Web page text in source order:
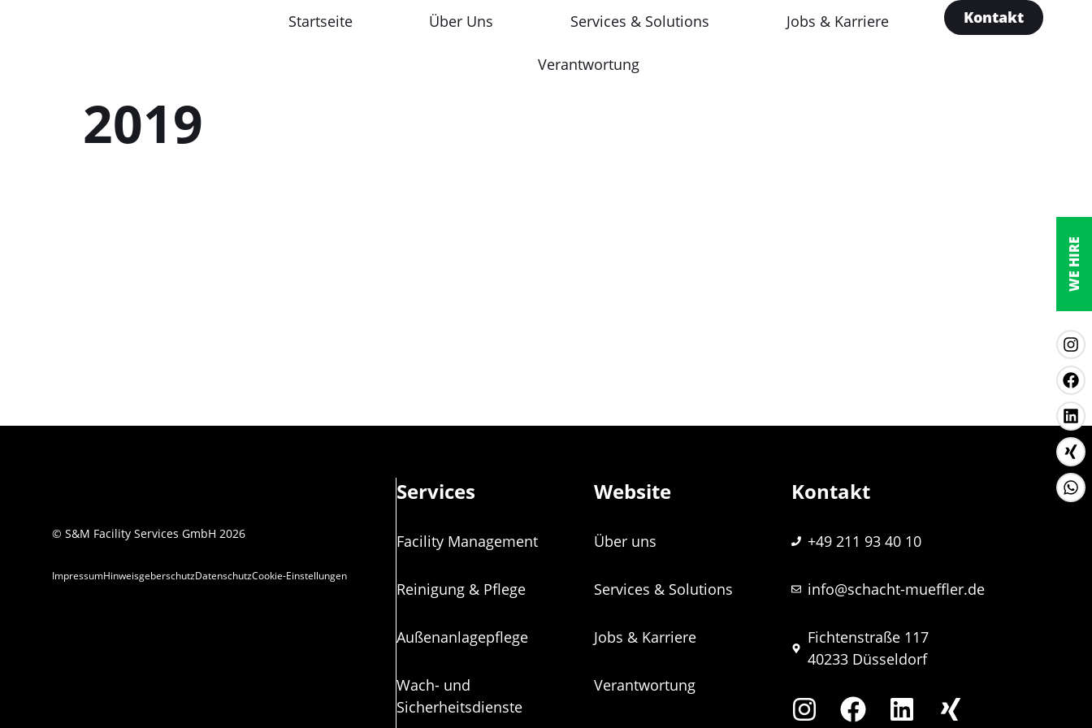
Startseite Über Uns Services & Solutions Jobs & Karriere
Verantwortung
Kontakt
WE HIRE
2019
© S&M Facility Services GmbH 2026
ImpressumHinweisgeberschutzDatenschutzCookie-Einstellungen
Services
Facility Management
Reinigung & Pflege
Außenanlagepflege
Wach- und
Sicherheitsdienste
Website
Über uns
Services & Solutions
Jobs & Karriere
Verantwortung
Kontakt
+49 211 93 40 10
info@schacht-mueffler.de
Fichtenstraße 117
40233 Düsseldorf